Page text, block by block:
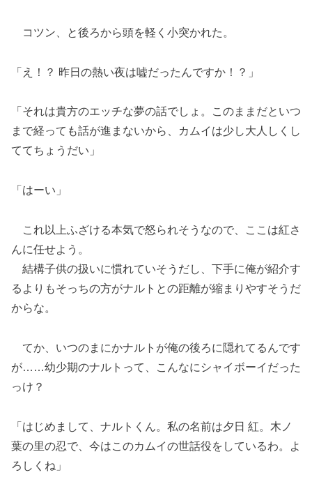
コツン、と後ろから頭を軽く小突かれた。
「え！？ 昨日の熱い夜は嘘だったんですか！？」
「それは貴方のエッチな夢の話でしょ。このままだといつ
まで経っても話が進まないから、カムイは少し大人しくし
ててちょうだい」
「はーい」
これ以上ふざける本気で怒られそうなので、ここは紅さ
んに任せよう。
結構子供の扱いに慣れていそうだし、下手に俺が紹介す
るよりもそっちの方がナルトとの距離が縮まりやすそうだ
からな。
てか、いつのまにかナルトが俺の後ろに隠れてるんです
が……幼少期のナルトって、こんなにシャイボーイだった
っけ？
「はじめまして、ナルトくん。私の名前は夕日 紅。木ノ
葉の里の忍で、今はこのカムイの世話役をしているわ。よ
ろしくね」